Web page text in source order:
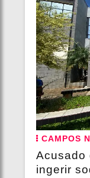
CAMPOS
Acusado
ingerir